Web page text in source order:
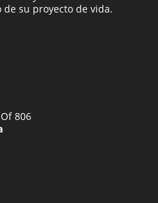
su proyecto de vida.
806